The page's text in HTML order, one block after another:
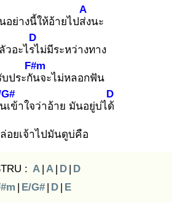
อย่างนี้ให้อ้ายไปส่ง
A
นะ
วอะไรไ
D
ม่มีระหว่างทาง
ประกัน
F#m
จะไม่หลอกฟัน
เข้าใจว่าอ้าย มันอยู่บ่ได้
D
อยเจ้าไปมันดูบ่คือ
: A | A | D | D
| E/G# | D | E